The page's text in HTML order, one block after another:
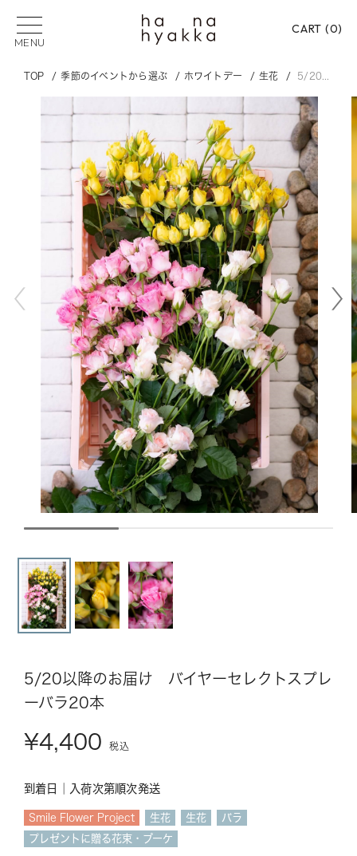
MENU
CART (0)
フラワーロス バラ 胡蝶蘭
PICK UP CATEGORY
フラワーロス 花束 フラワーアレンジメン
プリザーブドフラワー バラ 御祝い 御
贈る用途から選ぶ
花の色から選ぶ
花の種類から選ぶ
カテゴリー 一覧を見る
コンシェルジュに相談
TOP 季節のイベントから選ぶ ホワイトデー 生花 5/20以降のお届け バイヤーセレクトスプレーバラ20本
5/20以降のお届け バイヤーセレクトスプレ
ーバラ20本
¥4,400 税込
到着日｜入荷次第順次発送
Smile Flower Project 生花 生花
バラ
プレゼントに贈る花束・ブーケ
Smile Flower Project
R
CLOSE